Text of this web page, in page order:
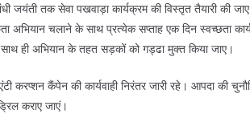
जयंती तक सेवा पखवाड़ा कार्यक्रम की विस्तृत तैयारी की
अभियान चलाने के साथ प्रत्येक सप्ताह एक दिन स्वच्छता
ही अभियान के तहत सड़कों को गड्ढा मुक्त किया जाए।
करप्शन कैंपेन की कार्यवाही निरंतर जारी रहे। आपदा की
कराए जाएं।